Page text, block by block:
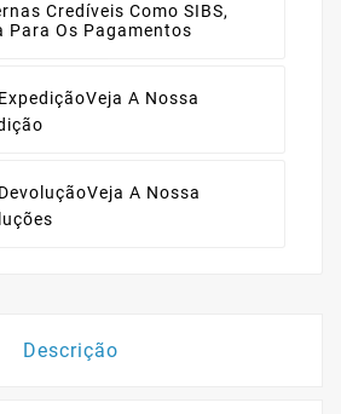
Credíveis Como SIBS,
Para Os Pagamentos
Veja A Nossa
Veja A Nossa
Descrição